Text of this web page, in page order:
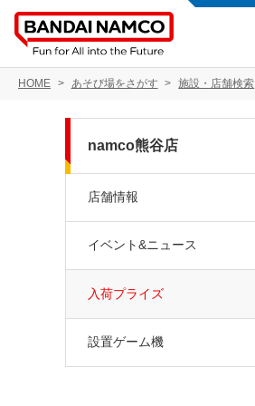
HOME あそび場をさがす 施設・店舗検索
namco熊谷店
店舗情報
イベント&ニュース
入荷プライズ
設置ゲーム機